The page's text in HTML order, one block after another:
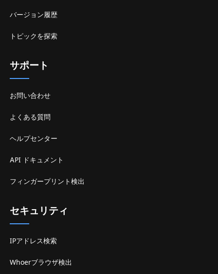
バージョン履歴
トピックを探索
サポート
お問い合わせ
よくある質問
ヘルプセンター
API ドキュメント
フィンガープリント検出
セキュリティ
IPアドレス検索
Whoerブラウザ検出